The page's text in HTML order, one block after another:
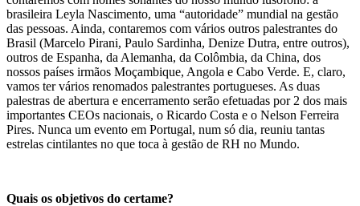
brasileira Leyla Nascimento, uma “autoridade” mundial na gestão
das pessoas. Ainda, contaremos com vários outros palestrantes do
Brasil (Marcelo Pirani, Paulo Sardinha, Denize Dutra, entre outros),
outros de Espanha, da Alemanha, da Colômbia, da China, dos
nossos países irmãos Moçambique, Angola e Cabo Verde. E, claro,
vamos ter vários renomados palestrantes portugueses. As duas
palestras de abertura e encerramento serão efetuadas por 2 dos mais
importantes CEOs nacionais, o Ricardo Costa e o Nelson Ferreira
Pires. Nunca um evento em Portugal, num só dia, reuniu tantas
estrelas cintilantes no que toca à gestão de RH no Mundo.
Quais os objetivos do certame?